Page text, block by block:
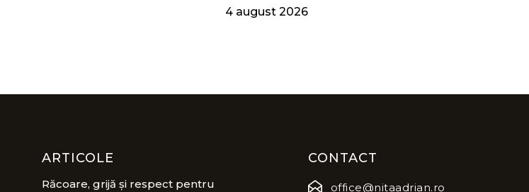
4 august 2026
ARTICOLE
Răcoare, grijă și respect pentru
CONTACT
office@nitaadrian.ro